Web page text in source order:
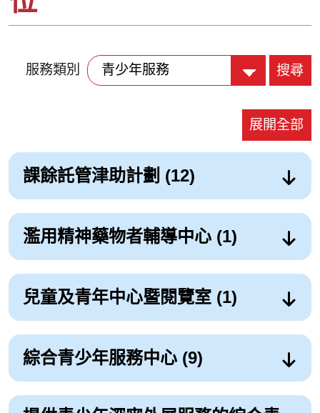
服務類別 搜尋
展開全部
課餘託管津助計劃 (12)
濫用精神藥物者輔導中心 (1)
兒童及青年中心暨閱覽室 (1)
綜合青少年服務中心 (9)